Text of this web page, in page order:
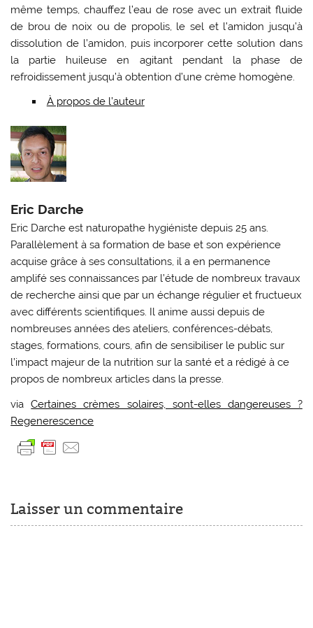
même temps, chauffez l’eau de rose avec un extrait fluide
de brou de noix ou de propolis, le sel et l’amidon jusqu’à
dissolution de l’amidon, puis incorporer cette solution dans
la partie huileuse en agitant pendant la phase de
refroidissement jusqu’à obtention d’une crème homogène.
À propos de l’auteur
Eric Darche
Eric Darche est naturopathe hygiéniste depuis 25 ans.
Parallèlement à sa formation de base et son expérience
acquise grâce à ses consultations, il a en permanence
amplifé ses connaissances par l’étude de nombreux travaux
de recherche ainsi que par un échange régulier et fructueux
avec différents scientifiques. Il anime aussi depuis de
nombreuses années des ateliers, conférences-débats,
stages, formations, cours, afin de sensibiliser le public sur
l’impact majeur de la nutrition sur la santé et a rédigé à ce
propos de nombreux articles dans la presse.
viaCertaines crèmes solaires, sont-elles dangereuses ?
Regenerescence
Laisser un commentaire